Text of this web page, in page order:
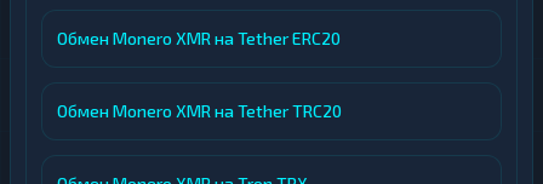
Обмен Monero XMR на Tether ERC20
Обмен Monero XMR на Tether TRC20